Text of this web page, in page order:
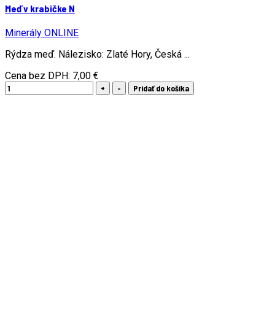
Meď v krabičke N
Minerály ONLINE
Rýdza meď. Nálezisko: Zlaté Hory, Česká ...
Cena bez DPH: 7,00 €